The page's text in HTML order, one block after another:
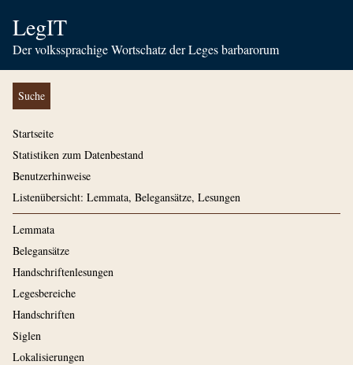
LegIT
Der volkssprachige Wortschatz der Leges barbarorum
Suche
Startseite
Statistiken zum Datenbestand
Benutzerhinweise
Listenübersicht: Lemmata, Belegansätze, Lesungen
Lemmata
Belegansätze
Handschriftenlesungen
Legesbereiche
Handschriften
Siglen
Lokalisierungen